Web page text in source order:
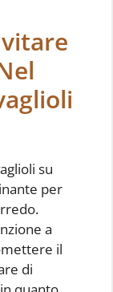
su
per
a
il
di